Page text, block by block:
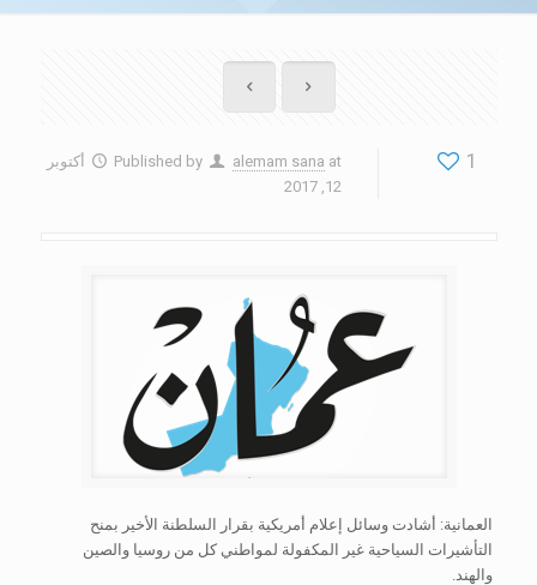
1
Published by alemam sana at
أكتوبر
12, 2017
العمانية: أشادت وسائل إعلام أمريكية بقرار السلطنة الأخير بمنح
التأشيرات السياحية غير المكفولة لمواطني كل من روسيا والصين
والهند.